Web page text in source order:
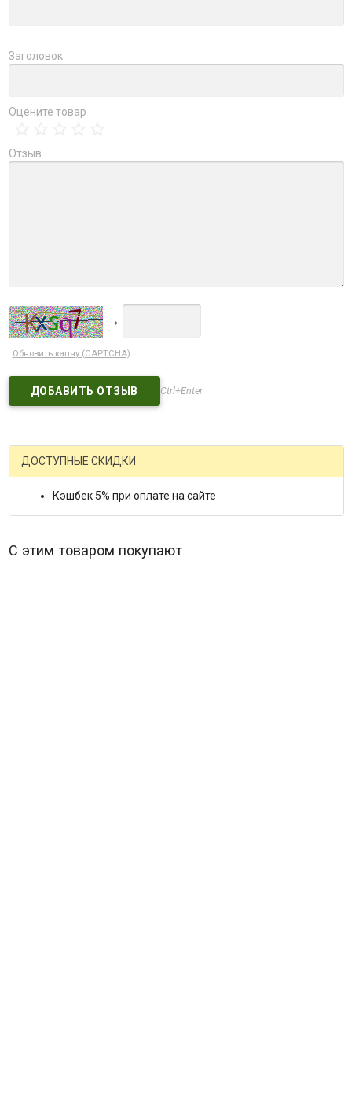
Заголовок
Оцените товар
Отзыв
→
Обновить капчу (CAPTCHA)
Ctrl+Enter
ДОСТУПНЫЕ СКИДКИ
Кэшбек 5% при оплате на сайте
С этим товаром покупают